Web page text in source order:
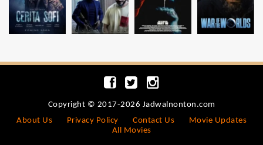
Copyright © 2017-2026 Jadwalnonton.com
About Us
Privacy Policy Contact Us
Movie Updates
All Movies